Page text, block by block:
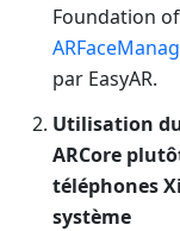
Foundation
par EasyAR.
Utilisation
ARCore
téléphones
système